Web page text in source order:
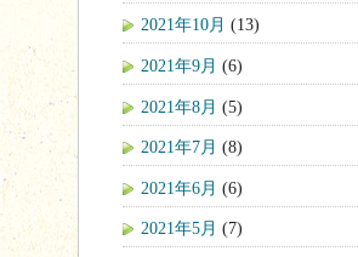
2021年10月 (13)
2021年9月 (6)
2021年8月 (5)
2021年7月 (8)
2021年6月 (6)
2021年5月 (7)